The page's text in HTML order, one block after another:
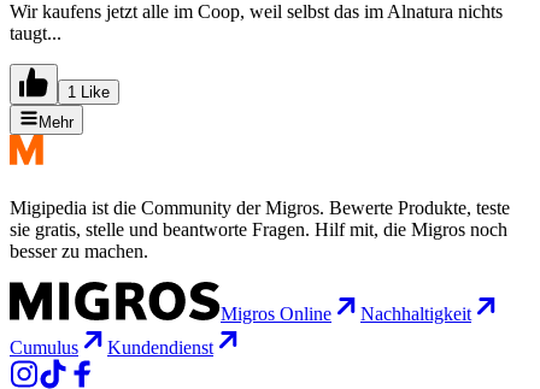
Wir kaufens jetzt alle im Coop, weil selbst das im Alnatura nichts
taugt...
1 Like
Mehr
Migipedia ist die Community der Migros. Bewerte Produkte, teste
sie gratis, stelle und beantworte Fragen. Hilf mit, die Migros noch
besser zu machen.
Migros Online
Nachhaltigkeit
Cumulus
Kundendienst